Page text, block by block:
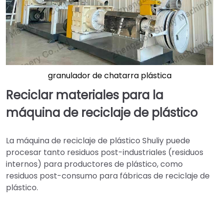
granulador de chatarra plástica
Reciclar materiales para la
máquina de reciclaje de plástico
La máquina de reciclaje de plástico Shuliy puede
procesar tanto residuos post-industriales (residuos
internos) para productores de plástico, como
residuos post-consumo para fábricas de reciclaje de
plástico.